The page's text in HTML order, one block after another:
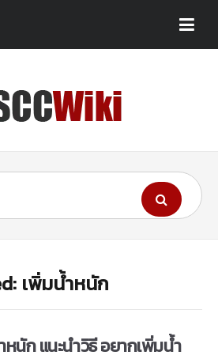
เพิ่มน้ำหนัก
หนัก แนะนำวิธี อยากเพิ่มน้ำ